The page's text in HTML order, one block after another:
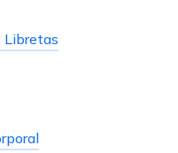
Libretas